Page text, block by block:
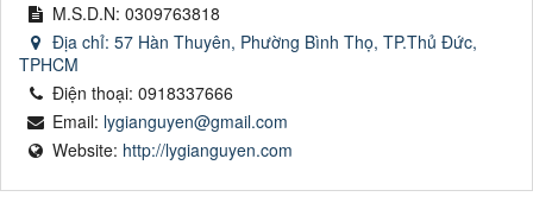
M.S.D.N: 0309763818
Địa chỉ: 57 Hàn Thuyên, Phường Bình Thọ, TP.Thủ Đức,
TPHCM
Điện thoại: 0918337666
Email: lygianguyen@gmail.com
Website: http://lygianguyen.com